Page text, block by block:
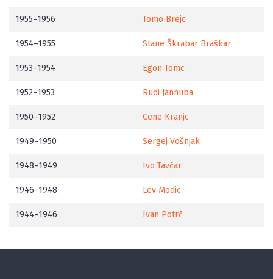
1955–1956 Tomo Brejc
1954–1955 Stane Škrabar Braškar
1953–1954 Egon Tomc
1952–1953 Rudi Janhuba
1950–1952 Cene Kranjc
1949–1950 Sergej Vošnjak
1948–1949 Ivo Tavčar
1946–1948 Lev Modic
1944–1946 Ivan Potrč